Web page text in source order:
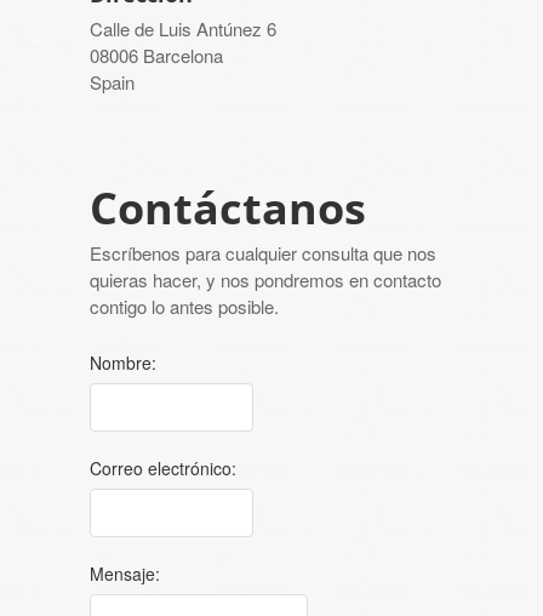
Calle de Luis Antúnez 6
08006 Barcelona
Spain
Contáctanos
Escríbenos para cualquier consulta que nos
quieras hacer, y nos pondremos en contacto
contigo lo antes posible.
Nombre:
Correo electrónico:
Mensaje: